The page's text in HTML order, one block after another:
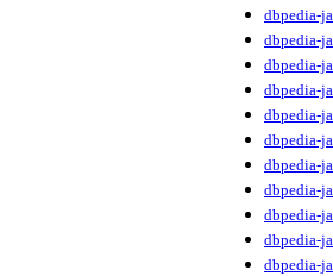
dbpedia-ja
dbpedia-ja
dbpedia-ja
dbpedia-ja
dbpedia-ja
dbpedia-ja
dbpedia-ja
dbpedia-ja
dbpedia-ja
dbpedia-ja
dbpedia-ja